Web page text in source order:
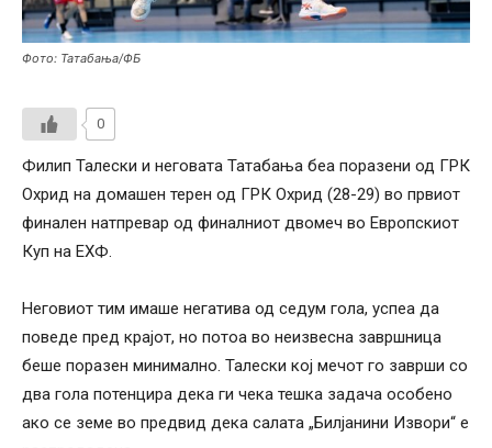
Фото: Татабања/ФБ
0
Филип Талески и неговата Татабања беа поразени од ГРК
Охрид на домашен терен од ГРК Охрид (28-29) во првиот
финален натпревар од финалниот двомеч во Европскиот
Куп на ЕХФ.
Неговиот тим имаше негатива од седум гола, успеа да
поведе пред крајот, но потоа во неизвесна завршница
беше поразен минимално. Талески кој мечот го заврши со
два гола потенцира дека ги чека тешка задача особено
ако се земе во предвид дека салата „Билјанини Извори“ е